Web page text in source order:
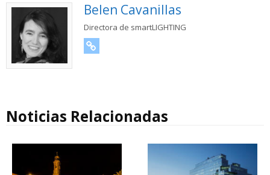
Belen Cavanillas
Directora de smartLIGHTING
Noticias Relacionadas